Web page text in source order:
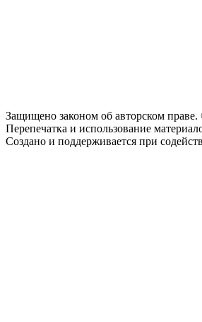
Защищено законом об авторском
Перепечатка и использование
Создано и поддерживается при